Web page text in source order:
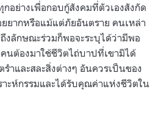
อย่างเพื่อกอบกู้สังคมที่ตัวเองสังกัด
ยากหรือแม้แต่ภัยอันตราย คนเหล่า
งลักษณะร่วมก็พอจะระบุได้ว่ามีพอ
ต้องมาใช้ชีวิตไถ่บาปที่เขามิได้
ำและสละสิ่งต่างๆ อันควรเป็นของ
ะห์กรรมและได้รับคุณค่าแห่งชีวิตใน